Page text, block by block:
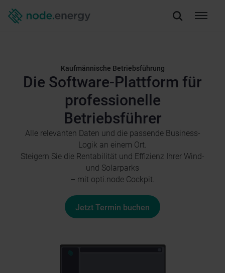
Kaufmännische Betriebsführung
Die Software-Plattform für
professionelle
Betriebsführer
Alle relevanten Daten und die passende Business-
Logik an einem Ort.
Steigern Sie die Rentabilität und Effizienz Ihrer Wind-
und Solarparks
– mit opti.node Cockpit.
Jetzt Termin buchen